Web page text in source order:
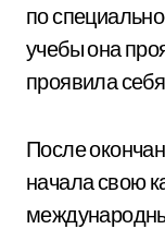
по
учебы она
проявила
После
начала свою